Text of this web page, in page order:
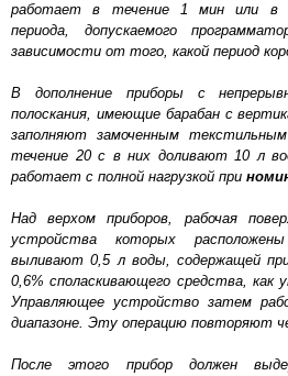
работает в течение 1 мин или в
периода, допускаемого
зависимости от того, какой период
В дополнение приборы с
полоскания, имеющие барабан с
заполняют замоченным
течение 20 с в них доливают 10 л
работает с полной нагрузкой при
Над верхом приборов, рабочая
устройства которых
выливают 0,5 л воды, содержащей
0,6% споласкивающего средства, как
Управляющее устройство затем
диапазоне. Эту операцию повторяют
После этого прибор должен